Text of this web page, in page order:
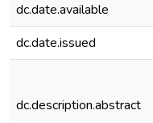
dc.date.available
dc.date.issued
dc.description.abstract